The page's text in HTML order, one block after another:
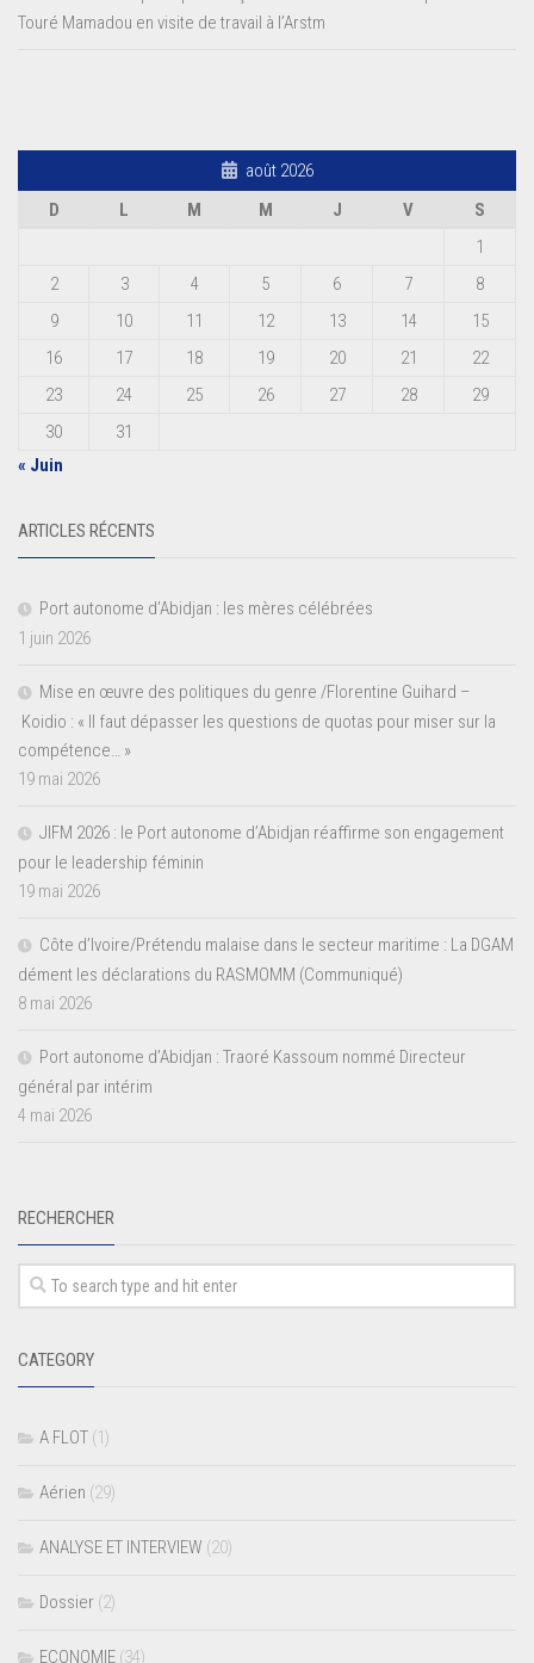
Touré Mamadou en visite de travail à l’Arstm
août 2026
D
L M M J V
S
1
2
3 4 5 6 7
8
9
10 11 12 13 14
15
16
17 18 19 20 21
22
23
24 25 26 27 28
29
30
31
« Juin
ARTICLES RÉCENTS
Port autonome d’Abidjan : les mères célébrées
1 juin 2026
Mise en œuvre des politiques du genre /Florentine Guihard –
Koidio : « Il faut dépasser les questions de quotas pour miser sur la
compétence… »
19 mai 2026
JIFM 2026 : le Port autonome d’Abidjan réaffirme son engagement
pour le leadership féminin
19 mai 2026
Côte d’Ivoire/Prétendu malaise dans le secteur maritime : La DGAM
dément les déclarations du RASMOMM (Communiqué)
8 mai 2026
Port autonome d’Abidjan : Traoré Kassoum nommé Directeur
général par intérim
4 mai 2026
RECHERCHER
CATEGORY
A FLOT (1)
Aérien (29)
ANALYSE ET INTERVIEW (20)
Dossier (2)
ECONOMIE (34)